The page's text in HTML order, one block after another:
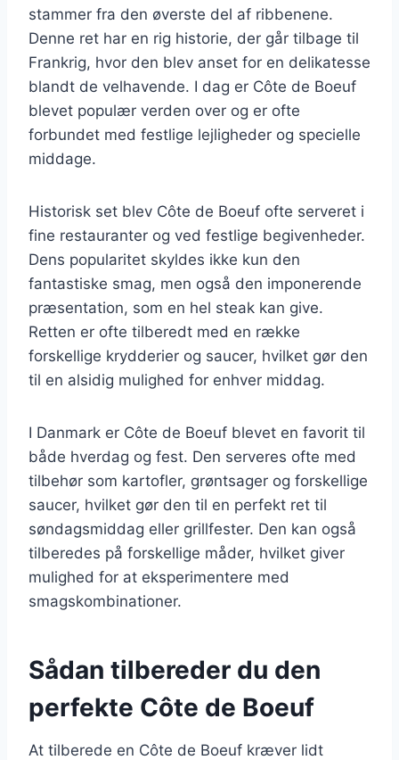
stammer fra den øverste del af ribbenene.
Denne ret har en rig historie, der går tilbage til
Frankrig, hvor den blev anset for en delikatesse
blandt de velhavende. I dag er Côte de Boeuf
blevet populær verden over og er ofte
forbundet med festlige lejligheder og specielle
middage.
Historisk set blev Côte de Boeuf ofte serveret i
fine restauranter og ved festlige begivenheder.
Dens popularitet skyldes ikke kun den
fantastiske smag, men også den imponerende
præsentation, som en hel steak kan give.
Retten er ofte tilberedt med en række
forskellige krydderier og saucer, hvilket gør den
til en alsidig mulighed for enhver middag.
I Danmark er Côte de Boeuf blevet en favorit til
både hverdag og fest. Den serveres ofte med
tilbehør som kartofler, grøntsager og forskellige
saucer, hvilket gør den til en perfekt ret til
søndagsmiddag eller grillfester. Den kan også
tilberedes på forskellige måder, hvilket giver
mulighed for at eksperimentere med
smagskombinationer.
Sådan tilbereder du den
perfekte Côte de Boeuf
At tilberede en Côte de Boeuf kræver lidt